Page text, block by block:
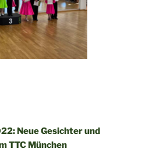
Neue Gesichter und
TTC München